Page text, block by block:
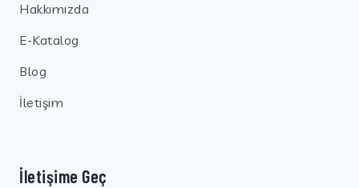
Hakkımızda
E-Katalog
Blog
İletişim
İletişime Geç